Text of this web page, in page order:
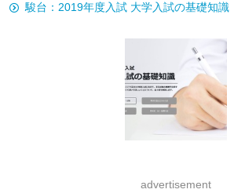
駿台：2019年度入試 大学入試の基礎知識
advertisement